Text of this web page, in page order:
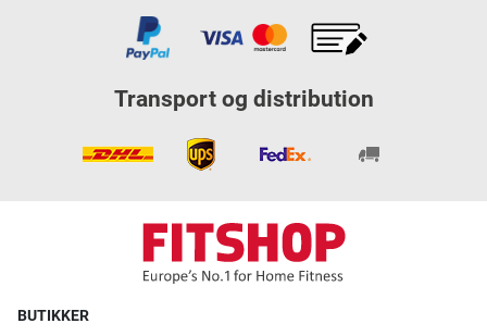
Transport og distribution
BUTIKKER